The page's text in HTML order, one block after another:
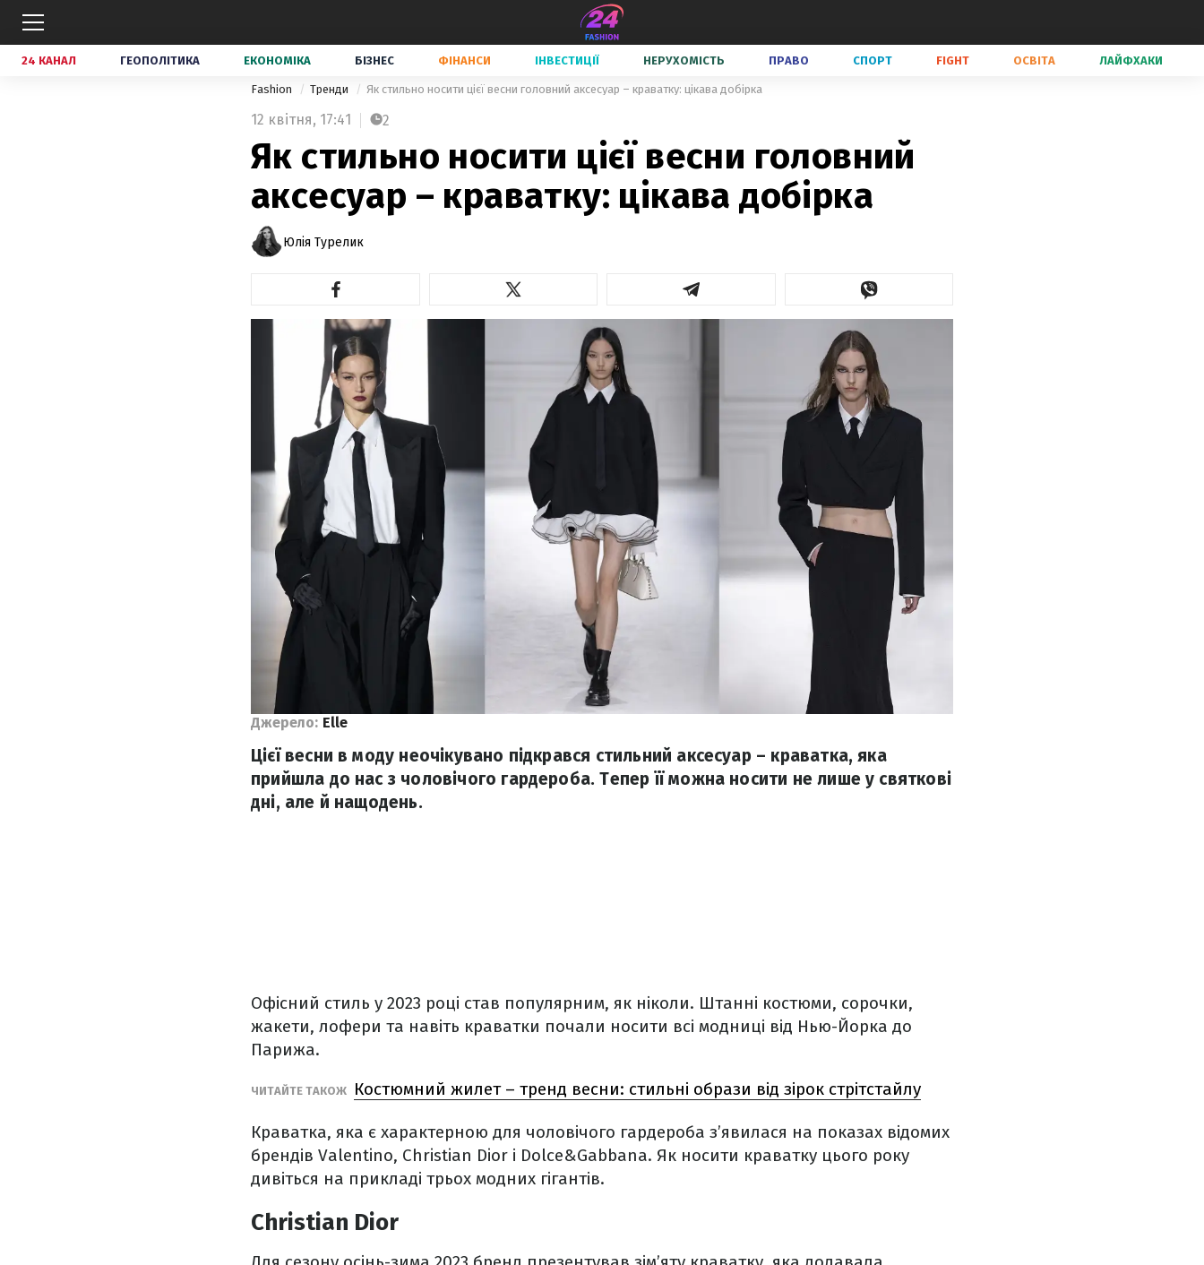
24 КАНАЛ ГЕОПОЛІТИКА ЕКОНОМІКА БІЗНЕС ФІНАНСИ ІНВЕСТИЦІЇ НЕРУХОМІСТЬ ПРАВО СПОРТ FIGHT ОСВІТА ЛАЙФХАКИ
Fashion Тренди Як стильно носити цієї весни головний аксесуар – краватку: цікава добірка
12 квітня, 17:41 2
Як стильно носити цієї весни головний
аксесуар – краватку: цікава добірка
Юлія Турелик
Джерело: Elle
Цієї весни в моду неочікувано підкрався стильний аксесуар – краватка, яка
прийшла до нас з чоловічого гардероба. Тепер її можна носити не лише у святкові
дні, але й нащодень.
Офісний стиль у 2023 році став популярним, як ніколи. Штанні костюми, сорочки,
жакети, лофери та навіть краватки почали носити всі модниці від Нью-Йорка до
Парижа.
ЧИТАЙТЕ ТАКОЖ Костюмний жилет – тренд весни: стильні образи від зірок стрітстайлу
Краватка, яка є характерною для чоловічого гардероба з’явилася на показах відомих
брендів Valentino, Christian Dior і Dolce&Gabbana. Як носити краватку цього року
дивіться на прикладі трьох модних гігантів.
Christian Dior